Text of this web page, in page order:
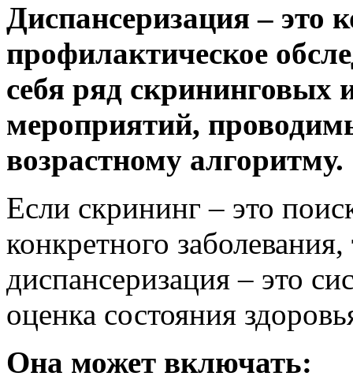
Диспансеризация – это
профилактическое
себя ряд скрининговых
мероприятий,
возрастному алгоритму.
Если скрининг – это
конкретного заболевания,
диспансеризация – это
оценка состояния
Она может включать: